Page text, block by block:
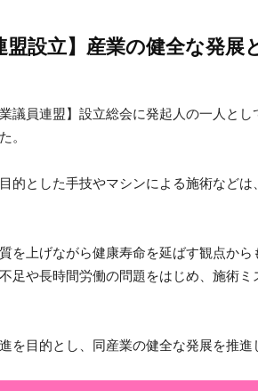
盟設立】産業の健全な発展
議員連盟】設立総会に発起人の一人と
。
的とした手技やマシンによる施術などは
を上げながら健康寿命を延ばす観点か
足や長時間労働の問題をはじめ、施術
を目的とし、同産業の健全な発展を推進